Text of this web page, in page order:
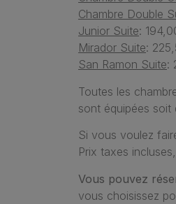
Chambre Double
Junior Suite:
Mirador Suite:
San Ramon Suite:
Toutes les
sont équipées soit
Si vous voulez
Prix taxes
Vous pouvez
vous choisissez